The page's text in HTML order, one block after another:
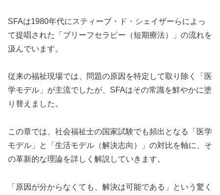
SFAは1980年代にスティーブ・ド・シェイザーらによっ
て提唱された「ブリーフセラピー（短期療法）」の流れを
汲んでいます。
従来の福祉現場では、問題の原因を特定して取り除く「医
学モデル」が主流でしたが、SFAはその常識を鮮やかに塗
り替えました。
この章では、社会福祉士の国家試験でも頻出となる「医学
モデル」と「生活モデル（解決志向）」の対比を軸に、そ
の革新的な理論を詳しく解説していきます。
「原因が分からなくても、解決は可能である」という驚く